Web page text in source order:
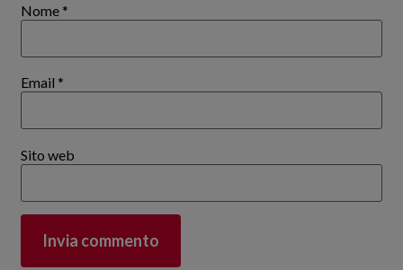
Nome *
Email *
Sito web